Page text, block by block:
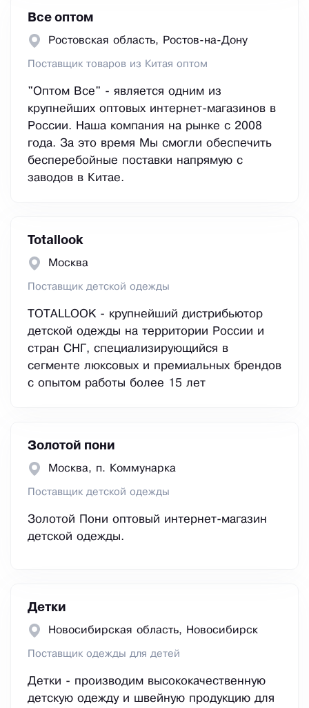
Все оптом
Ростовская область, Ростов-на-Дону
Поставщик товаров из Китая оптом
"Оптом Все" - является одним из
крупнейших оптовых интернет-магазинов в
России. Наша компания на рынке с 2008
года. За это время Мы смогли обеспечить
бесперебойные поставки напрямую с
заводов в Китае.
Totallook
Москва
Поставщик детской одежды
TOTALLOOK - крупнейший дистрибьютор
детской одежды на территории России и
стран СНГ, специализирующийся в
сегменте люксовых и премиальных брендов
с опытом работы более 15 лет
Золотой пони
Москва, п. Коммунарка
Поставщик детской одежды
Золотой Пони оптовый интернет-магазин
детской одежды.
Детки
Новосибирская область, Новосибирск
Поставщик одежды для детей
Детки - производим высококачественную
детскую одежду и швейную продукцию для